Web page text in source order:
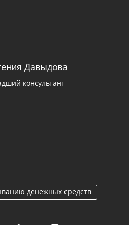
Давыдова
консультант
денежных средств